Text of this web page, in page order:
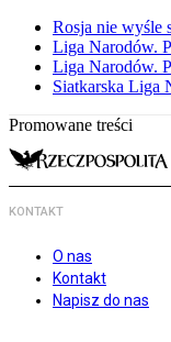
Rosja nie wyśle
Liga Narodów.
Liga Narodów.
Siatkarska Liga
Promowane treści
KONTAKT
O nas
Kontakt
Napisz do nas